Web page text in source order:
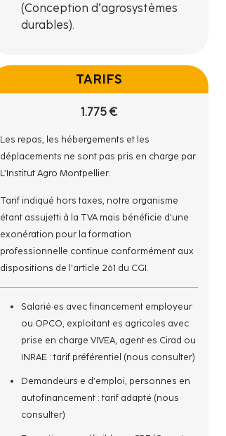
(Conception d’agrosystèmes
durables).
TARIFS
1.775 €
Les repas, les hébergements et les
déplacements ne sont pas pris en charge par
L’Institut Agro Montpellier.
Tarif indiqué hors taxes, notre organisme
étant assujetti à la TVA mais bénéficie d'une
exonération pour la formation
professionnelle continue conformément aux
dispositions de l'article 261 du CGI.
Salarié·es avec financement employeur
ou OPCO, exploitant·es agricoles avec
prise en charge VIVEA, agent·es Cirad ou
INRAE : tarif préférentiel (nous consulter)
Demandeurs·e d’emploi, personnes en
autofinancement : tarif adapté (nous
consulter)